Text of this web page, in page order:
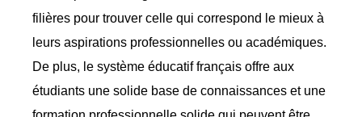
filières pour trouver celle qui correspond le mieux à
leurs aspirations professionnelles ou académiques.
De plus, le système éducatif français offre aux
étudiants une solide base de connaissances et une